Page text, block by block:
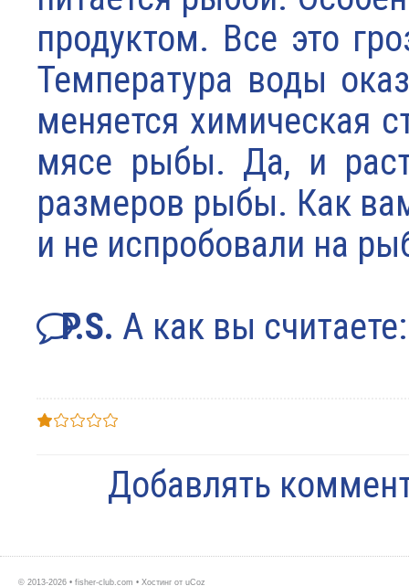
продуктом. Все это
Температура воды
меняется химическая
мясе рыбы. Да, и
размеров рыбы. Как
и не испробовали на
P.S. А как вы
Добавлять
© 2013-2026 • fisher-club.com • Хостинг от uCoz